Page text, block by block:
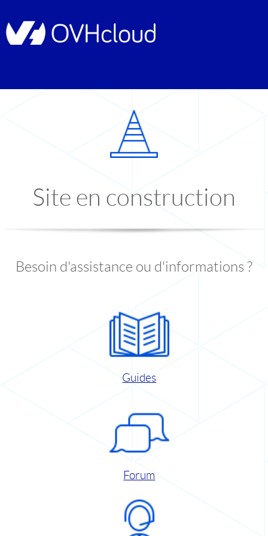
Site en construction
Besoin d'assistance ou d'informations ?
Guides
Forum